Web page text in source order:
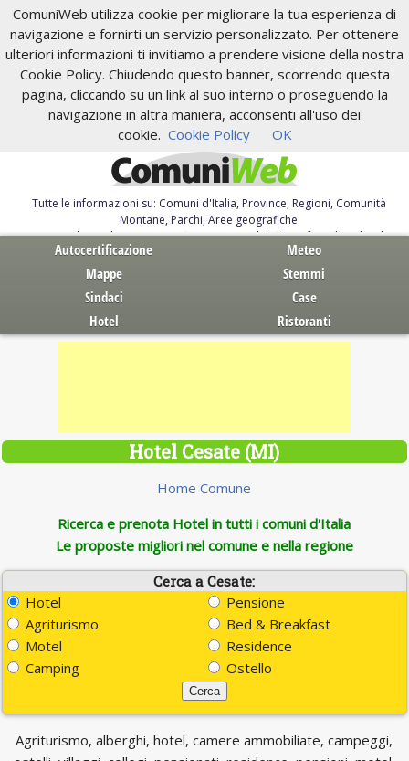
ComuniWeb utilizza cookie per migliorare la tua esperienza di
navigazione e fornirti un servizio personalizzato. Per ottenere
ulteriori informazioni ti invitiamo a prendere visione della nostra
Cookie Policy. Chiudendo questo banner, scorrendo questa
pagina, cliccando su un link al suo interno o proseguendo la
navigazione in altra maniera, acconsenti all'uso dei
cookie. Cookie Policy OK
Tutte le informazioni su: Comuni d'Italia, Province, Regioni, Comunità
Montane, Parchi, Aree geografiche
Servizi al Cittadino. Autocertificazione, moduli, leggi, free download
Autocertificazione
Meteo
Mappe
Stemmi
Sindaci
Case
Hotel
Ristoranti
Hotel Cesate (MI)
Home Comune
Ricerca e prenota Hotel in tutti i comuni d'Italia
Le proposte migliori nel comune e nella regione
Cerca a Cesate:
Hotel
Pensione
Agriturismo
Bed & Breakfast
Motel
Residence
Camping
Ostello
Agriturismo, alberghi, hotel, camere ammobiliate, campeggi,